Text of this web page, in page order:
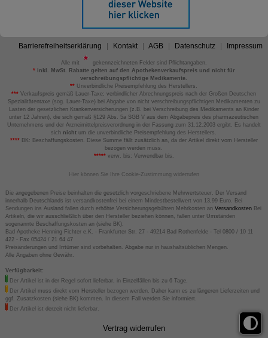
Barrierefreiheitserklärung Kontakt AGB Datenschutz Impressum
Alle mit
gekennzeichneten Felder sind Pflichtangaben.
*inkl. MwSt. Rabatte gelten auf den Apothekenverkaufspreis und nicht für
verschreibungspflichtige Medikamente.
** Unverbindliche Preisempfehlung des Herstellers.
*** Verkaufspreis gemäß Lauer-Taxe; verbindlicher Abrechnungspreis nach der Großen Deutschen
Spezialitätentaxe (sog. Lauer-Taxe) bei Abgabe von nicht verschreibungspflichtigen Medikamenten zu
Lasten der gesetzlichen Krankenversicherungen (z.B. bei Verschreibung des Medikaments an Kinder
unter 12 Jahren), die sich gemäß §129 Abs. 5a SGB V aus dem Abgabepreis des pharmazeutischen
Unternehmens und der Arzneimittelpreisverordnung in der Fassung zum 31.12.2003 ergibt. Es handelt
sich nicht um die unverbindliche Preisempfehlung des Herstellers.
****BK: Beschaffungskosten. Diese Summe fällt zusätzlich an, da der Artikel direkt vom Hersteller
bezogen werden muss.
*****verw. bis: Verwendbar bis.
Hier können Sie Ihre Cookie-Zustimmung widerrufen
Die angegebenen Preise beinhalten die gesetzlich vorgeschriebene Mehrwertsteuer. Der Versand
innerhalb Deutschlands ist versandkostenfrei bei einem Mindestbestellwert von 13,99 Euro. Bei
Sendungen ins Ausland fallen durch erhöhte Versicherungsgebühren Mehrkosten an VersandkostenBei
Artikeln, die wir ausschließlich über den Hersteller beziehen können, fallen unter Umständen
sogenannte Beschaffungskosten an (siehe BK).
Bad Apotheke Henning Fichter e.K. - Frankfurter Str. 27 - 49214 Bad Rothenfelde - Tel 0800 / 10 11
422 - Fax 05424 / 21 64 47
Preisänderungen und Irrtümer sind vorbehalten. Abgabe nur in haushaltsüblichen Mengen.
Alle Angaben ohne Gewähr.
Verfügbarkeit:
Der Artikel ist in der Regel sofort lieferbar, in Einzelfällen bis zu 6 Tage.
Der Artikel muss direkt vom Hersteller bezogen werden. Daher kann es zu längeren Lieferzeiten und
ggf. Zusatzkosten (siehe BK) kommen. In diesem Fall werden Sie informiert.
Der Artikel ist derzeit nicht lieferbar.
Vertrag widerrufen